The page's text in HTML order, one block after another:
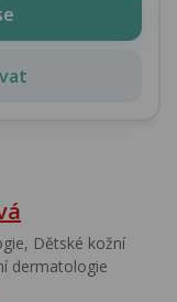
Dětské kožní
dermatologie